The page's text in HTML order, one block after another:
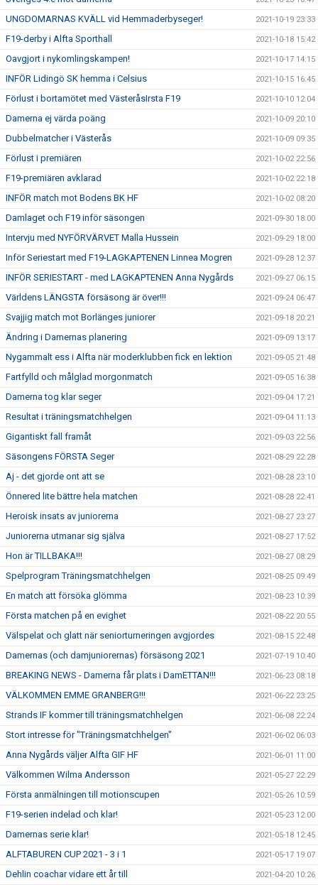
UNGDOMARNAS KVÄLL vid Hemmaderbyseger! 2021-10-19 23:33
F19-derby i Alfta Sporthall 2021-10-18 15:42
Oavgjort i nykomlingskampen! 2021-10-17 14:15
INFÖR Lidingö SK hemma i Celsius 2021-10-15 16:45
Förlust i bortamötet med VästeråsIrsta F19 2021-10-10 12:04
Damerna ej värda poäng 2021-10-09 20:10
Dubbelmatcher i Västerås 2021-10-09 09:35
Förlust i premiären 2021-10-02 22:56
F19-premiären avklarad 2021-10-02 22:18
INFÖR match mot Bodens BK HF 2021-10-02 08:20
Damlaget och F19 inför säsongen 2021-09-30 18:00
Intervju med NYFÖRVÄRVET Malla Hussein 2021-09-29 18:00
Inför Seriestart med F19-LAGKAPTENEN Linnea Mogren 2021-09-28 12:37
INFÖR SERIESTART - med LAGKAPTENEN Anna Nygårds 2021-09-27 06:15
Världens LÄNGSTA försäsong är över!!! 2021-09-24 06:47
Svajjig match mot Borlänges juniorer 2021-09-18 20:21
Ändring i Damernas planering 2021-09-09 13:17
Nygammalt ess i Alfta när moderklubben fick en lektion 2021-09-05 21:48
Fartfylld och målglad morgonmatch 2021-09-05 16:38
Damerna tog klar seger 2021-09-04 17:21
Resultat i träningsmatchhelgen 2021-09-04 11:13
Gigantiskt fall framåt 2021-09-03 22:56
Säsongens FÖRSTA Seger 2021-08-29 22:28
Aj - det gjorde ont att se 2021-08-28 23:10
Önnered lite bättre hela matchen 2021-08-28 22:41
Heroisk insats av juniorerna 2021-08-27 23:27
Juniorerna utmanar sig själva 2021-08-27 17:52
Hon är TILLBAKA!!! 2021-08-27 08:29
Spelprogram Träningsmatchhelgen 2021-08-25 09:49
En match att försöka glömma 2021-08-23 10:39
Första matchen på en evighet 2021-08-22 20:55
Välspelat och glatt när seniorturneringen avgjordes 2021-08-15 22:48
Damernas (och damjuniorernas) försäsong 2021 2021-07-19 10:40
BREAKING NEWS - Damerna får plats i DamETTAN!!! 2021-06-23 08:18
VÄLKOMMEN EMME GRANBERG!!! 2021-06-22 23:25
Strands IF kommer till träningsmatchhelgen 2021-06-08 22:24
Stort intresse för "Träningsmatchhelgen" 2021-06-02 06:03
Anna Nygårds väljer Alfta GIF HF 2021-06-01 11:00
Välkommen Wilma Andersson 2021-05-27 22:29
Första anmälningen till motionscupen 2021-05-26 10:59
F19-serien indelad och klar! 2021-05-23 12:00
Damernas serie klar! 2021-05-18 12:45
ALFTABUREN CUP 2021 - 3 i 1 2021-05-17 19:07
Dehlin coachar vidare ett år till 2021-04-20 10:26